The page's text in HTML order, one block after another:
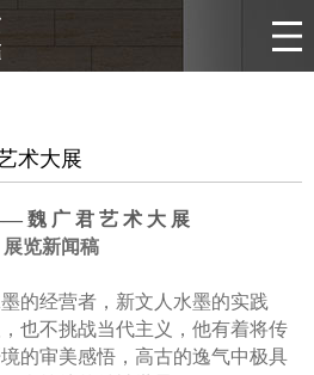
术大展
魏 广 君 艺 术 大 展
展览新闻稿
的经营者，新文人水墨的实践
也不挑战当代主义，他有着将传
的审美感悟，高古的逸气中极具